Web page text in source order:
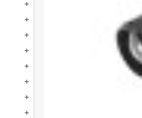
add
add
add
add
add
add
add
add